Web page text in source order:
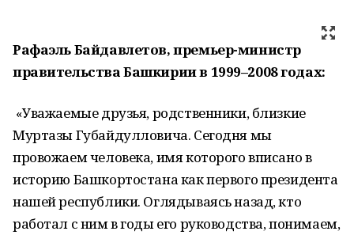
Рафаэль Байдавлетов, премьер-министр
правительства Башкирии в 1999–2008 годах:
«Уважаемые друзья, родственники, близкие
Муртазы Губайдулловича. Сегодня мы
провожаем человека, имя которого вписано в
историю Башкортостана как первого президента
нашей республики. Оглядываясь назад, кто
работал с ним в годы его руководства, понимаем,